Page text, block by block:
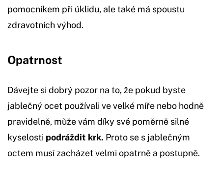
pomocníkem při úklidu, ale také má spoustu
zdravotních výhod.
Opatrnost
Dávejte si dobrý pozor na to, že pokud byste
jablečný ocet používali ve velké míře nebo hodně
pravidelně, může vám díky své poměrně silné
kyselosti podráždit krk. Proto se s jablečným
octem musí zacházet velmi opatrně a postupně.